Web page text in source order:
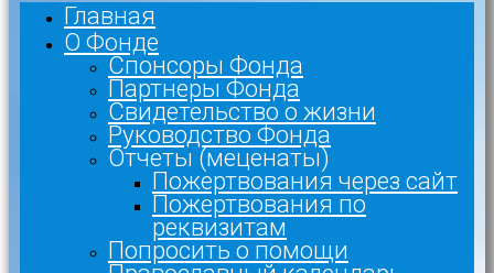
Главная
О Фонде
Спонсоры Фонда
Партнеры Фонда
Свидетельство о жизни
Руководство Фонда
Отчеты (меценаты)
Пожертвования через сайт
Пожертвования по
реквизитам
Попросить о помощи